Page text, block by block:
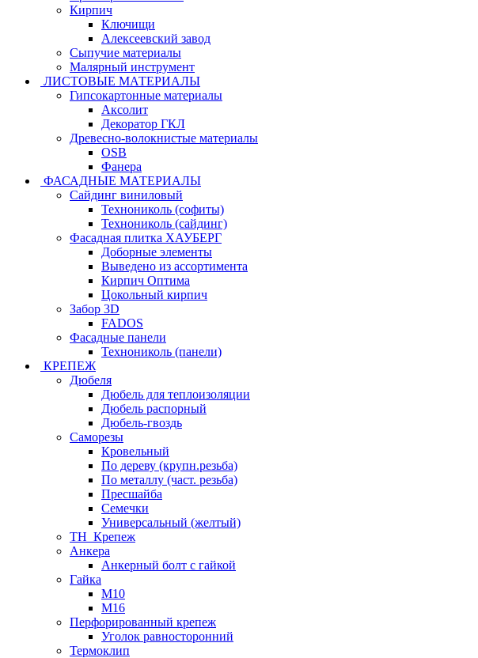
Кирпич
Ключищи
Алексеевский завод
Сыпучие материалы
Малярный инструмент
ЛИСТОВЫЕ МАТЕРИАЛЫ
Гипсокартонные материалы
Аксолит
Декоратор ГКЛ
Древесно-волокнистые материалы
OSB
Фанера
ФАСАДНЫЕ МАТЕРИАЛЫ
Сайдинг виниловый
Технониколь (софиты)
Технониколь (сайдинг)
Фасадная плитка ХАУБЕРГ
Доборные элементы
Выведено из ассортимента
Кирпич Оптима
Цокольный кирпич
Забор 3D
FADOS
Фасадные панели
Технониколь (панели)
КРЕПЕЖ
Дюбеля
Дюбель для теплоизоляции
Дюбель распорный
Дюбель-гвоздь
Саморезы
Кровельный
По дереву (крупн.резьба)
По металлу (част. резьба)
Пресшайба
Семечки
Универсальный (желтый)
ТН_Крепеж
Анкера
Анкерный болт с гайкой
Гайка
М10
М16
Перфорированный крепеж
Уголок равносторонний
Термоклип